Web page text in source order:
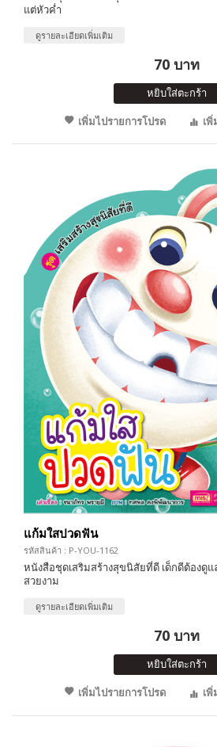
แต่หัวค่ำ
ดูรายละเอียดเพิ่มเติม
70 บาท
หยิบใส่ตะกร้า
เพิ่มไปรายการโปรด
เ
แก้มใสปวดฟัน
รหัสสินค้า : P-YOU-1162
หนังสือชุดเสริมสร้างสุขนิสัยที่ดี เด็กดีต้องดู
สวยงาม
ดูรายละเอียดเพิ่มเติม
70 บาท
หยิบใส่ตะกร้า
เพิ่มไปรายการโปรด
เ